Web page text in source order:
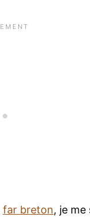
far breton, je me